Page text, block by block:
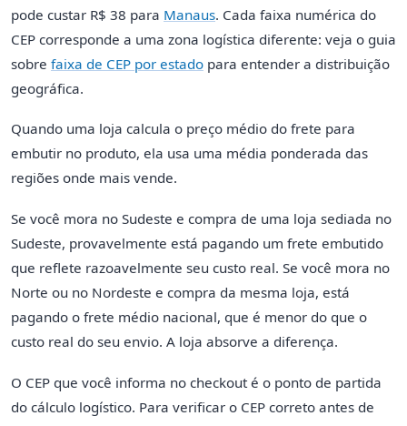
pode custar R$ 38 para Manaus. Cada faixa numérica do
CEP corresponde a uma zona logística diferente: veja o guia
sobre faixa de CEP por estado para entender a distribuição
geográfica.
Quando uma loja calcula o preço médio do frete para
embutir no produto, ela usa uma média ponderada das
regiões onde mais vende.
Se você mora no Sudeste e compra de uma loja sediada no
Sudeste, provavelmente está pagando um frete embutido
que reflete razoavelmente seu custo real. Se você mora no
Norte ou no Nordeste e compra da mesma loja, está
pagando o frete médio nacional, que é menor do que o
custo real do seu envio. A loja absorve a diferença.
O CEP que você informa no checkout é o ponto de partida
do cálculo logístico. Para verificar o CEP correto antes de